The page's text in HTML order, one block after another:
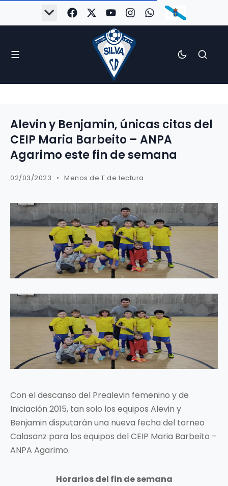
Alevin y Benjamin, únicas citas del
CEIP Maria Barbeito – ANPA
Agarimo este fin de semana
02/03/2023 Menos de 1' de lectura
Con el descanso del Prealevin femenino y de
Iniciación 2015, tan solo los equipos Alevin y
Benjamin disputarán una nueva fecha del torneo
Calasanz para los equipos del CEIP Maria Barbeito –
ANPA Agarimo.
Horarios del fin de semana